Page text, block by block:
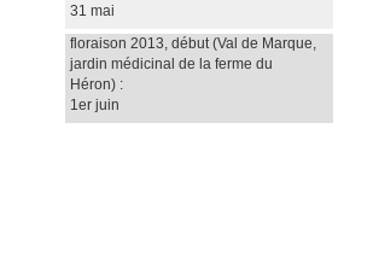
31 mai
floraison 2013, début (Val de Marque,
jardin médicinal de la ferme du
Héron) :
1er juin